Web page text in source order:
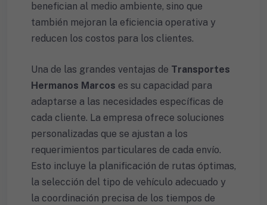
benefician al medio ambiente, sino que
también mejoran la eficiencia operativa y
reducen los costos para los clientes.
Una de las grandes ventajas de Transportes
Hermanos Marcos es su capacidad para
adaptarse a las necesidades específicas de
cada cliente. La empresa ofrece soluciones
personalizadas que se ajustan a los
requerimientos particulares de cada envío.
Esto incluye la planificación de rutas óptimas,
la selección del tipo de vehículo adecuado y
la coordinación precisa de los tiempos de